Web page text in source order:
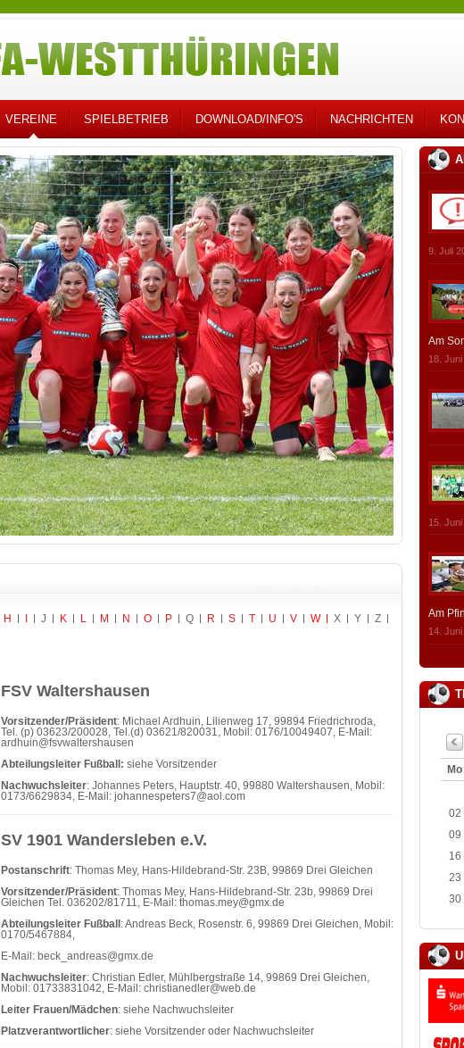
VEREINE SPIELBETRIEB DOWNLOAD/INFO'S NACHRICHTEN
H J K L M N O P Q R S T U V W X Y Z
FSV Waltershausen
Vorsitzender/Präsident: Michael Ardhuin, Lilienweg 17, 99894 Friedrichroda,
Tel. (p) 03623/200028, Tel.(d) 03621/820031, Mobil: 0176/10049407, E-Mail:
ardhuin@fsvwaltershausen
Abteilungsleiter Fußball: siehe Vorsitzender
Nachwuchsleiter: Johannes Peters, Hauptstr. 40, 99880 Waltershausen, Mobil:
0173/6629834, E-Mail: johannespeters7@aol.com
SV 1901 Wandersleben e.V.
Postanschrift: Thomas Mey, Hans-Hildebrand-Str. 23B, 99869 Drei Gleichen
Vorsitzender/Präsident: Thomas Mey, Hans-Hildebrand-Str. 23b, 99869 Drei
Gleichen Tel. 036202/81711, E-Mail: thomas.mey@gmx.de
Abteilungsleiter Fußball : Andreas Beck, Rosenstr. 6, 99869 Drei Gleichen, Mobil:
0170/5467884,
E-Mail: beck_andreas@gmx.de
Nachwuchsleiter: Christian Edler, Mühlbergstraße 14, 99869 Drei Gleichen,
Mobil: 01733831042, E-Mail: christianedler@web.de
Leiter Frauen/Mädchen: siehe Nachwuchsleiter
Platzverantwortlicher: siehe Vorsitzender oder Nachwuchsleiter
9. Juli
Am
18.
15.
Am
14.
Mo
02
09
16
23
30